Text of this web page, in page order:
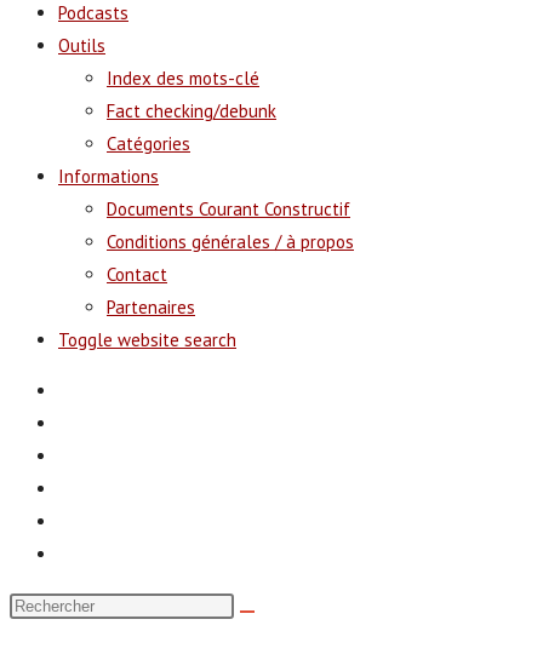
Podcasts
Outils
Index des mots-clé
Fact checking/debunk
Catégories
Informations
Documents Courant Constructif
Conditions générales / à propos
Contact
Partenaires
Toggle website search